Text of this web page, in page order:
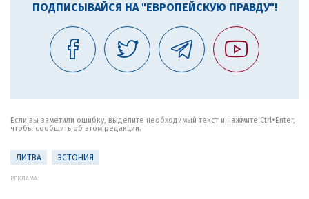
ПОДПИСЫВАЙСЯ НА "ЕВРОПЕЙСКУЮ ПРАВДУ"!
Если вы заметили ошибку, выделите необходимый текст и нажмите Ctrl+Enter,
чтобы сообщить об этом редакции.
ЛИТВА ЭСТОНИЯ
РЕКЛАМА: